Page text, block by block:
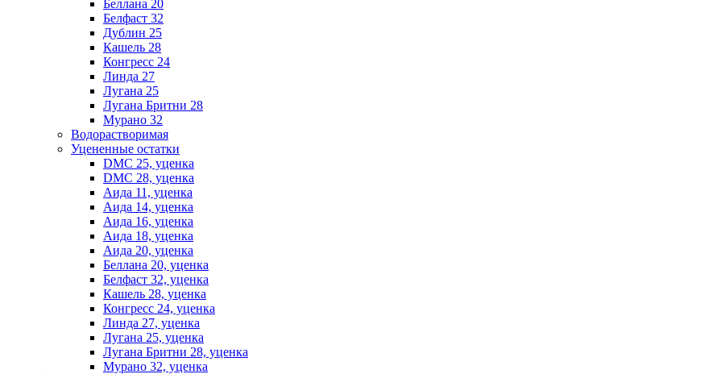
Беллана 20
Белфаст 32
Дублин 25
Кашель 28
Конгресс 24
Линда 27
Лугана 25
Лугана Бритни 28
Мурано 32
Водорастворимая
Уцененные остатки
DMC 25, уценка
DMC 28, уценка
Аида 11, уценка
Аида 14, уценка
Аида 16, уценка
Аида 18, уценка
Аида 20, уценка
Беллана 20, уценка
Белфаст 32, уценка
Кашель 28, уценка
Конгресс 24, уценка
Линда 27, уценка
Лугана 25, уценка
Лугана Бритни 28, уценка
Мурано 32, уценка